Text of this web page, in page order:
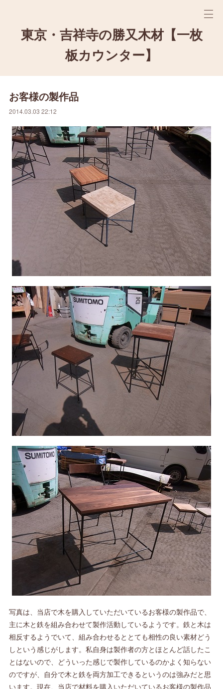
東京・吉祥寺の勝又木材【一枚
板カウンター】
お客様の製作品
2014.03.03 22:12
写真は、当店で木を購入していただいているお客様の製作品で、
主に木と鉄を組み合わせて製作活動しているようです。鉄と木は
相反するようでいて、組み合わせるととても相性の良い素材どう
しという感じがします。私自身は製作者の方とほとんど話したこ
とはないので、どういった感じで製作しているのかよく知らない
のですが、自分で木と鉄を両方加工できるというのは強みだと思
います。現在、当店で材料を購入いただいているお客様の製作品